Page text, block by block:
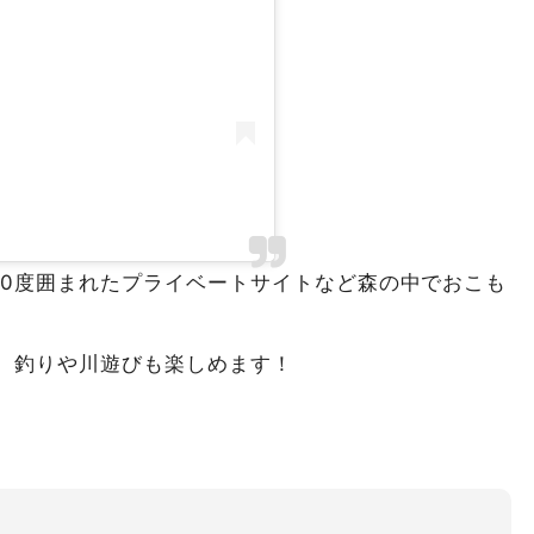
囲まれたプライベートサイトなど森の中でおこも
釣りや川遊びも楽しめます！